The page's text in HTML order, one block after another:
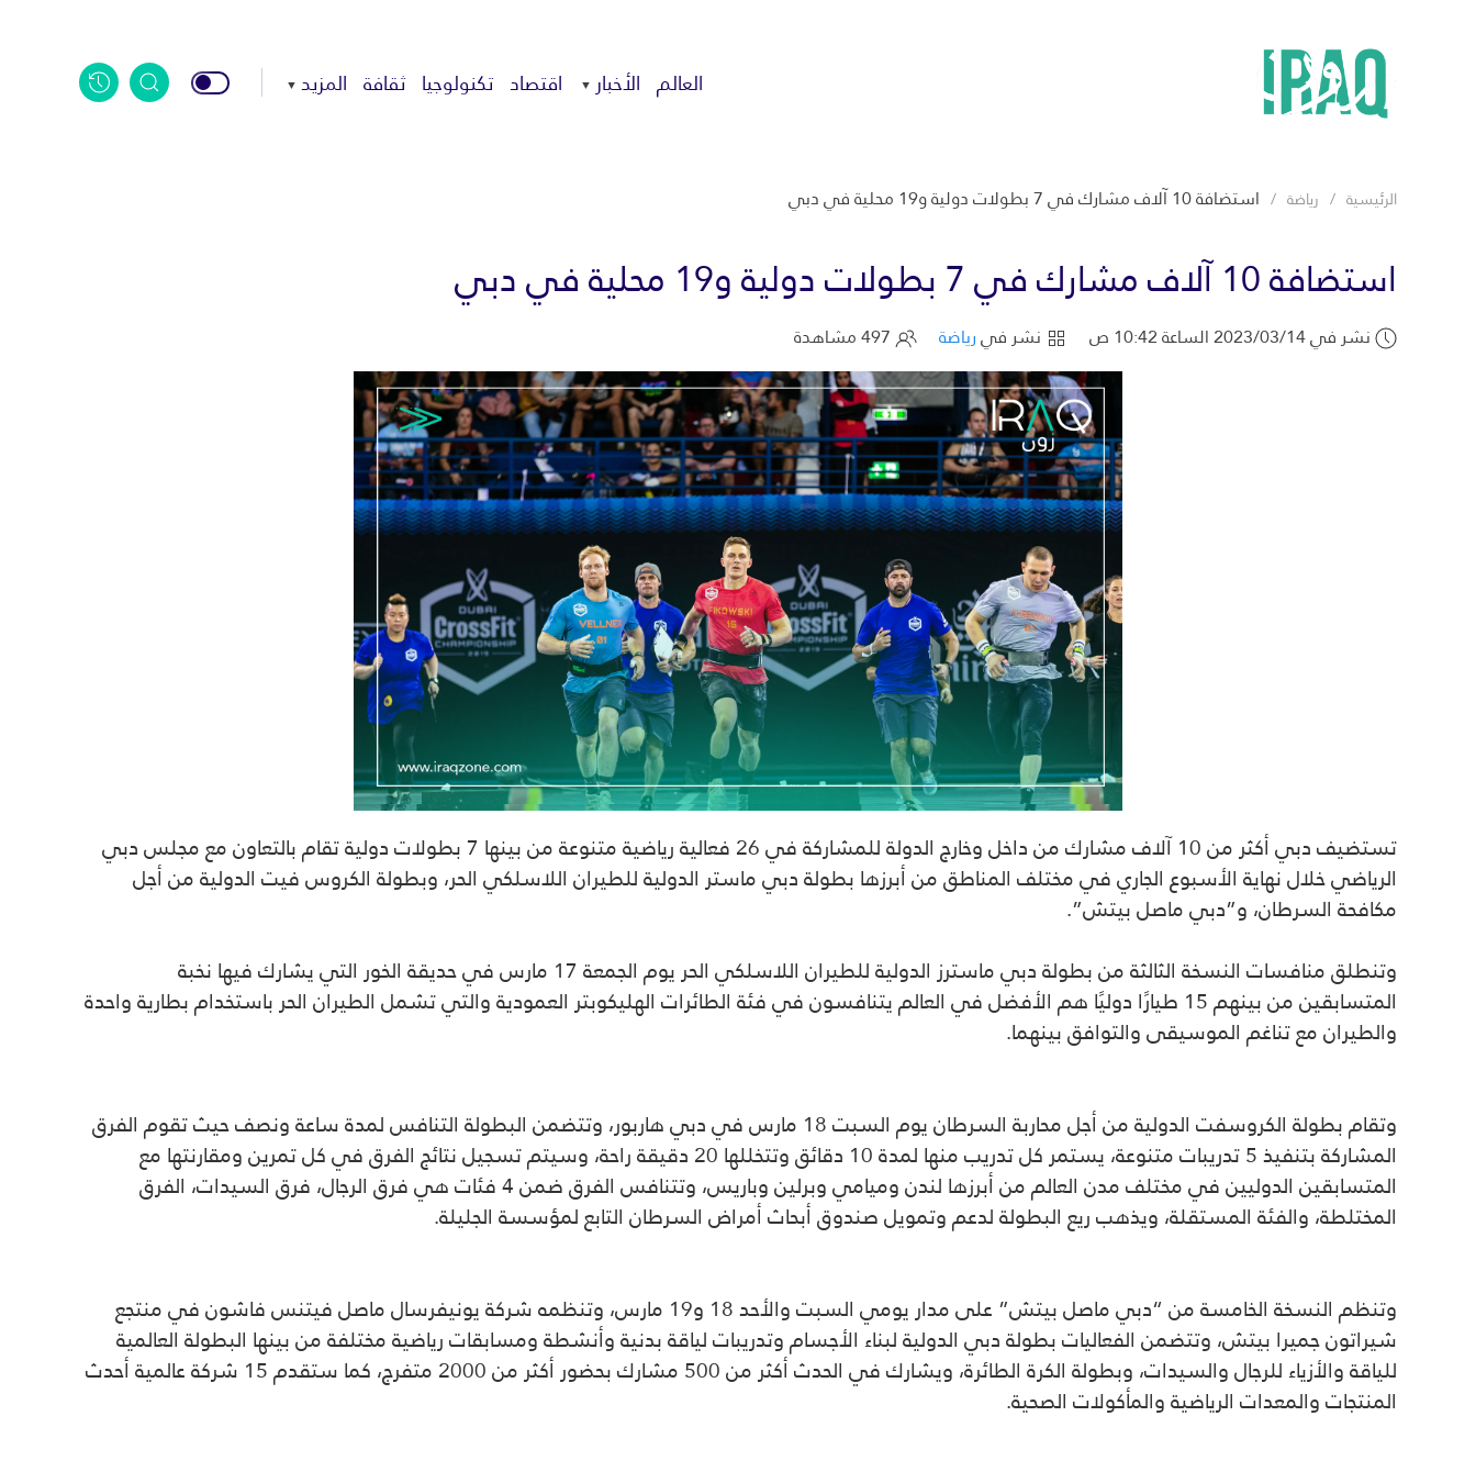
العالم الأخبار اقتصاد تكنولوجيا ثقافة المزيد
الرئيسية رياضة استضافة 10 آلاف مشارك في 7 بطولات دولية و19 محلية في دبي
استضافة 10 آلاف مشارك في 7 بطولات دولية و19 محلية في دبي
نشر في 2023/03/14 الساعة 10:42 ص نشر فيرياضة
تستضيف دبي أكثر من 10 آلاف مشارك من داخل وخارج الدولة للمشاركة في 26 فعالية رياضية متنوعة من بينها 7 بطولات دولية تقام بالتعاون مع مجلس دبي
الرياضي خلال نهاية الأسبوع الجاري في مختلف المناطق من أبرزها بطولة دبي ماستر الدولية للطيران اللاسلكي الحر، وبطولة الكروس فيت الدولية من أجل
مكافحة السرطان، و”دبي ماصل بيتش”.
وتنطلق منافسات النسخة الثالثة من بطولة دبي ماسترز الدولية للطيران اللاسلكي الحر يوم الجمعة 17 مارس في حديقة الخور التي يشارك فيها نخبة
المتسابقين من بينهم 15 طيارًا دوليًا هم الأفضل في العالم يتنافسون في فئة الطائرات الهليكوبتر العمودية والتي تشمل الطيران الحر باستخدام بطارية واحدة
والطيران مع تناغم الموسيقى والتوافق بينهما.
وتقام بطولة الكروسفت الدولية من أجل محاربة السرطان يوم السبت 18 مارس في دبي هاربور، وتتضمن البطولة التنافس لمدة ساعة ونصف حيث تقوم الفرق
المشاركة بتنفيذ 5 تدريبات متنوعة، يستمر كل تدريب منها لمدة 10 دقائق وتتخللها 20 دقيقة راحة، وسيتم تسجيل نتائج الفرق في كل تمرين ومقارنتها مع
المتسابقين الدوليين في مختلف مدن العالم من أبرزها لندن وميامي وبرلين وباريس، وتتنافس الفرق ضمن 4 فئات هي فرق الرجال، فرق السيدات، الفرق
المختلطة، والفئة المستقلة، ويذهب ريع البطولة لدعم وتمويل صندوق أبحاث أمراض السرطان التابع لمؤسسة الجليلة.
وتنظم النسخة الخامسة من “دبي ماصل بيتش” على مدار يومي السبت والأحد 18 و19 مارس، وتنظمه شركة يونيفرسال ماصل فيتنس فاشون في منتجع
شيراتون جميرا بيتش، وتتضمن الفعاليات بطولة دبي الدولية لبناء الأجسام وتدريبات لياقة بدنية وأنشطة ومسابقات رياضية مختلفة من بينها البطولة العالمية
للياقة والأزياء للرجال والسيدات، وبطولة الكرة الطائرة، ويشارك في الحدث أكثر من 500 مشارك بحضور أكثر من 2000 متفرج، كما ستقدم 15 شركة عالمية أحدث
المنتجات والمعدات الرياضية والمأكولات الصحية.